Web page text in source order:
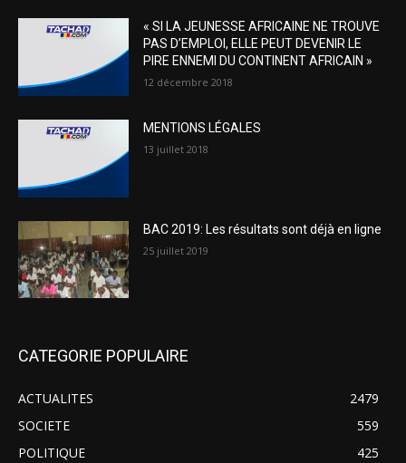
« SI LA JEUNESSE AFRICAINE NE TROUVE
PAS D’EMPLOI, ELLE PEUT DEVENIR LE
PIRE ENNEMI DU CONTINENT AFRICAIN »
12 décembre 2018
MENTIONS LÉGALES
13 juillet 2018
BAC 2019: Les résultats sont déjà en ligne
25 juillet 2019
CATEGORIE POPULAIRE
ACTUALITES
2479
SOCIETE
559
POLITIQUE
425